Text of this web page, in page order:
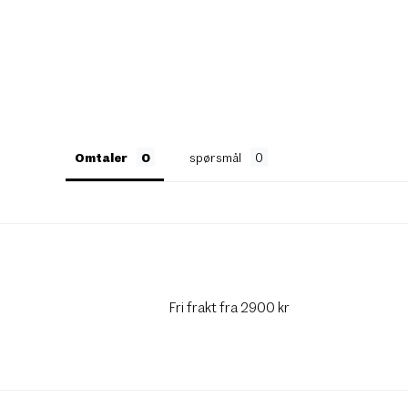
Omtaler spørsmål
Fri frakt fra 2900 kr